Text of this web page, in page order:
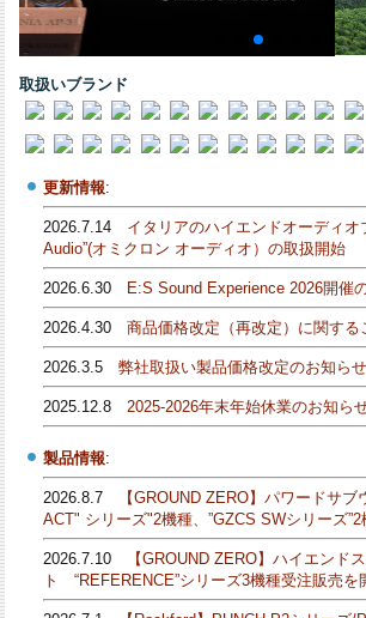
取扱いブランド
更新情報:
2026.7.14 イタリアのハイエンドオーディオ
Audio”(オミクロン オーディオ）の取扱開始
2026.6.30 E:S Sound Experience 2026開催
2026.4.30商品価格改定（再改定）に関する
2026.3.5弊社取扱い製品価格改定のお知ら
2025.12.8 2025-2026年末年始休業のお知ら
製品情報:
2026.8.7
【GROUND ZERO】パワードサ
ACT" シリーズ"2機種、”GZCS SWシリーズ
2026.7.10
【GROUND ZERO】ハイエンド
ト “REFERENCE”シリーズ3機種受注販売を